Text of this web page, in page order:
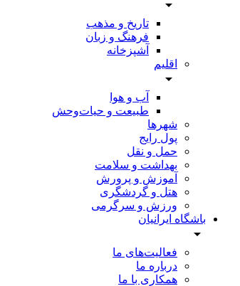
تاریخ و مذهب
فرهنگ و زبان
آشپزخانه
اقلیم
آب و هوا
طبیعت و حیات‌وحش
شهرها
پول رایج
حمل و نقل
بهداشت و سلامت
آموزش و پرورش
هتل و گردشگری
ورزش و سرگرمی
باشگاه ایرانیان
فعالیت‌های ما
درباره ما
همکاری با ما